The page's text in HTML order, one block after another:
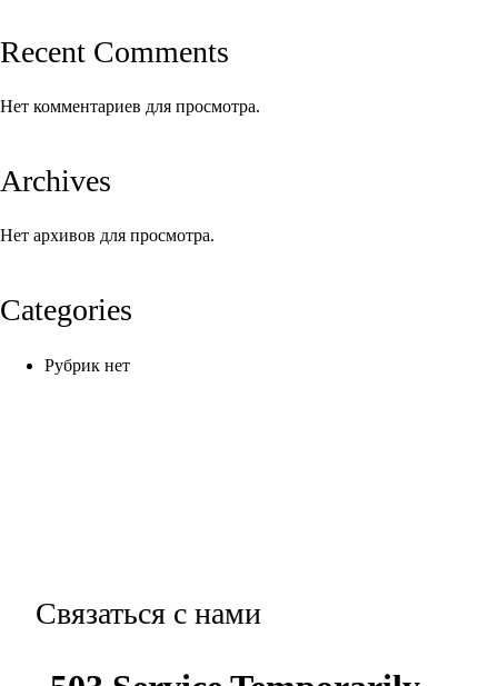
Recent Comments
Нет комментариев для просмотра.
Archives
Нет архивов для просмотра.
Categories
Рубрик нет
Связаться с нами